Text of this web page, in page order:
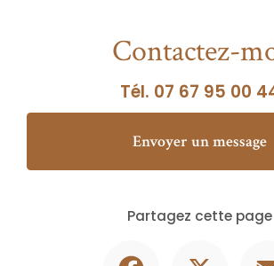
Contactez-
Tél. 07 67 95 00
Envoyer un message
Partagez cette page